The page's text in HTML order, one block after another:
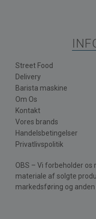
Street Food
Delivery
Barista maskine
Om Os
Kontakt
Vores brands
Handelsbetingelser
Privatlivspolitik
OBS – Vi forbeholder
materiale af solgte
markedsføring og